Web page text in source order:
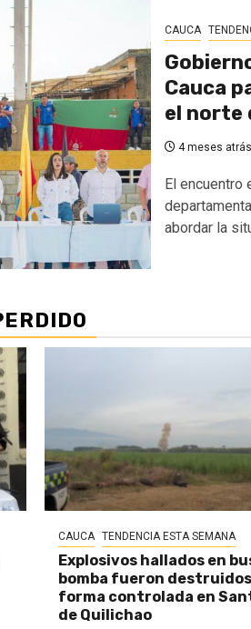
CAUCA
Cauca
el norte
4 meses atrás
El encuentro
abordar la
CAUCA TENDENCIA ESTA SEMANA
Explosivos hallados en
bomba fueron
forma controlada en
de Quilichao